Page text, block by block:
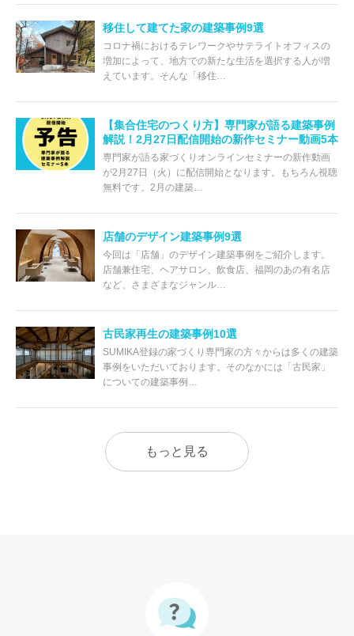
移住して建てた家の建築事例9選
コロナ禍におけるテレワークやサテライトオフィスの
増加によって、地方での新たな生活を選択する人が増
えています。そんな「移住…
【集合住宅のつくり方】専門家が語る建築事例
解説！2月27日配信開始の新作セミナー動画5本
専門家が語る家づくりオンラインセミナーの新作動画
が2月27日（火）に配信開始となります。もちろん視聴
無料です。2月の建築…
店舗のデザイン建築事例9選
今回は「店舗」のデザイン建築事例をご紹介します。
店舗兼住宅、ヘアサロン、飲食店、福岡のあの有名店
など、さまざまなジャンル…
古民家再生の建築事例10選
SUMIKA登録の家づくり専門家の方々からは多くの建築
事例をいただいております。そのなかには「古民家」
についての建築事例…
もっと見る